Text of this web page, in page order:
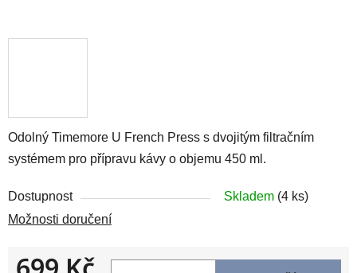
Odolný Timemore U French Press s dvojitým filtračním
systémem pro přípravu kávy o objemu 450 ml.
Dostupnost Skladem (4 ks)
Možnosti doručení